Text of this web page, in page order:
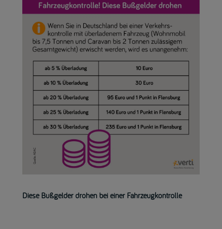
Diese Bußgelder drohen bei einer Fahrzeugkontrolle